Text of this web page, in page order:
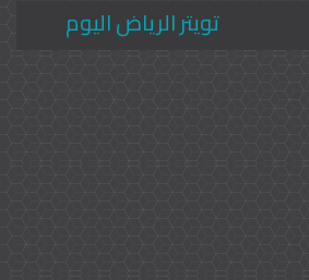
تويتر الرياض اليوم